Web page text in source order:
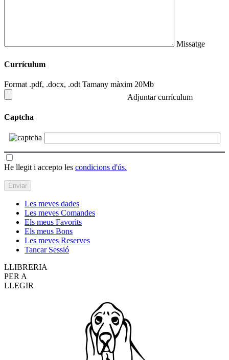
Missatge
Currículum
Format .pdf, .docx, .odt Tamany màxim 20Mb
Adjuntar currículum
Captcha
He llegit i accepto les condicions d'ús.
Les meves dades
Les meves Comandes
Els meus Favorits
Els meus Bons
Les meves Reserves
Tancar Sessió
LLIBRERIA
PER A
LLEGIR